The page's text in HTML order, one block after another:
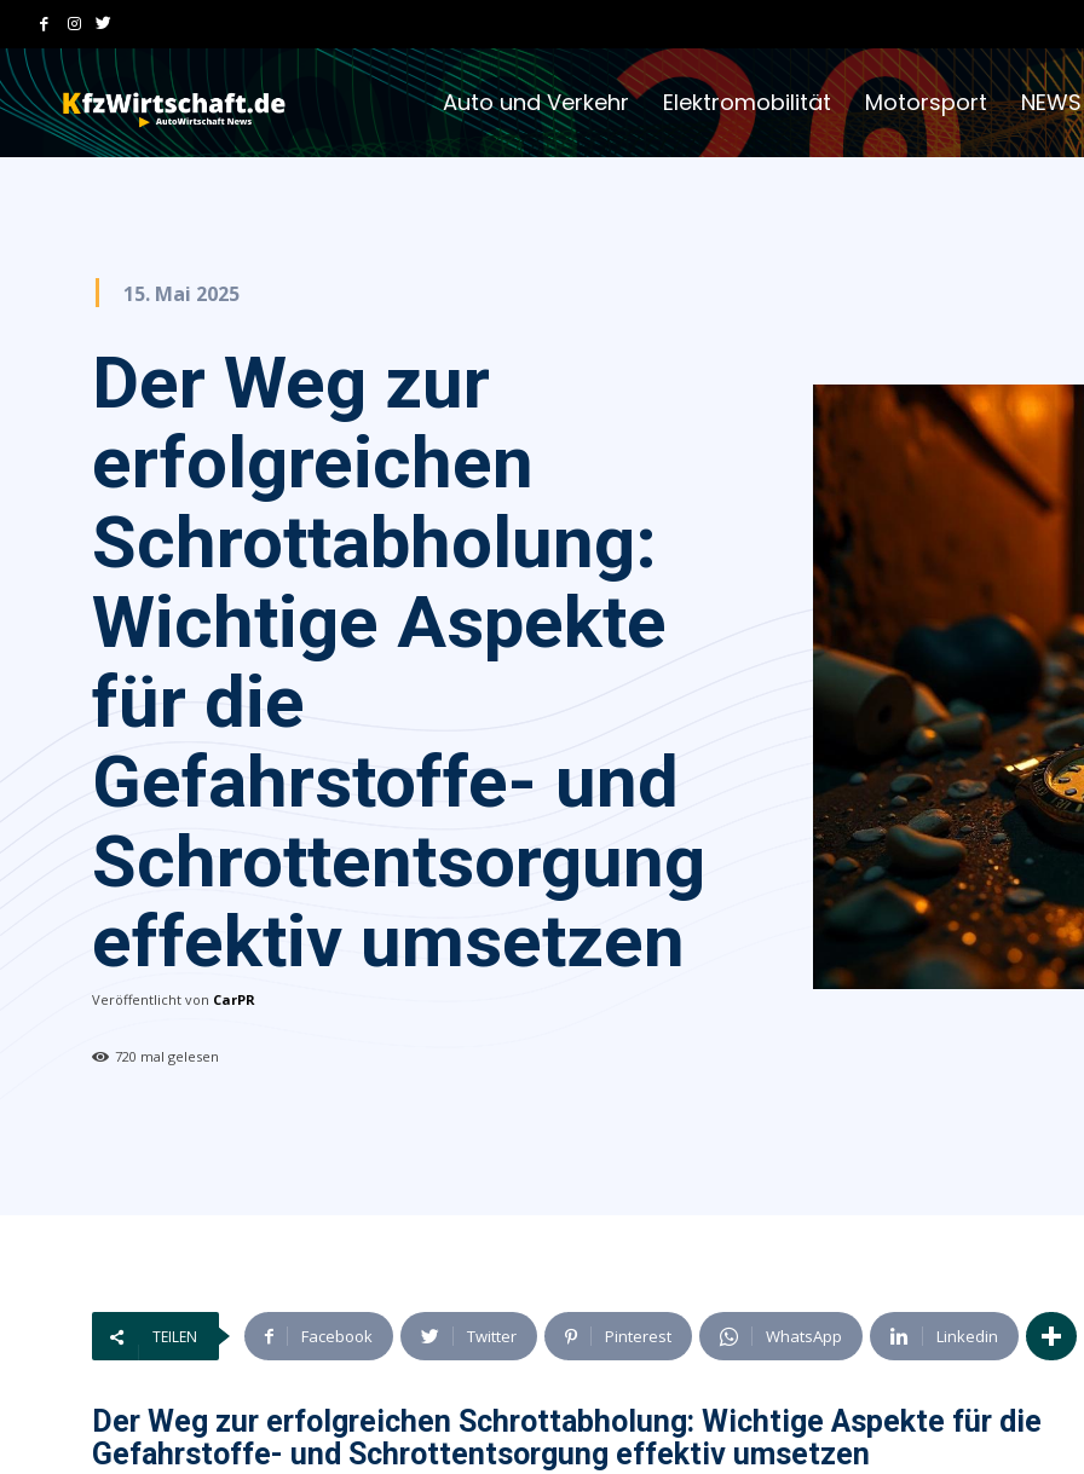
Auto und Verkehr Elektromobilität Motorsport NEWS
15. Mai 2025
Der Weg zur
erfolgreichen
Schrottabholung:
Wichtige Aspekte
für die
Gefahrstoffe- und
Schrottentsorgung
effektiv umsetzen
Veröffentlicht von CarPR
720 mal gelesen
TEILEN Facebook Twitter Pinterest WhatsApp Linkedin
Der Weg zur erfolgreichen Schrottabholung: Wichtige Aspekte für die
Gefahrstoffe- und Schrottentsorgung effektiv umsetzen